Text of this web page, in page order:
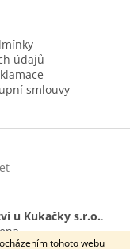
tohoto webu
údajů
smlouvy
u Kukačky s.r.o..